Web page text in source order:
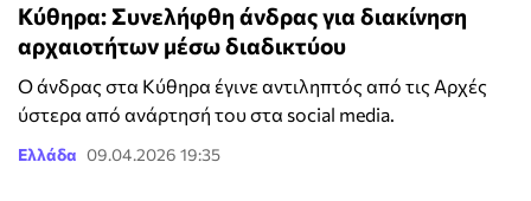
Κύθηρα: Συνελήφθη άνδρας για διακίνηση
αρχαιοτήτων μέσω διαδικτύου
Ο άνδρας στα Κύθηρα έγινε αντιληπτός από τις Αρχές
ύστερα από ανάρτησή του στα social media.
Ελλάδα 09.04.2026 19:35